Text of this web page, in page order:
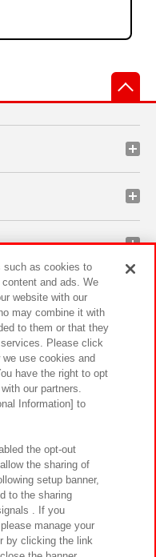
サイトポリシー
シビリティ方針と検証結果
あるご質問・お問い合わせ
such as cookies to
and ads. We
website with our
may combine it with
to them or that they
Please click
use cookies and
have the right to opt
our partners.
Information] to
the opt-out
the sharing of
setup banner,
to the sharing
. If you
manage your
by clicking the link